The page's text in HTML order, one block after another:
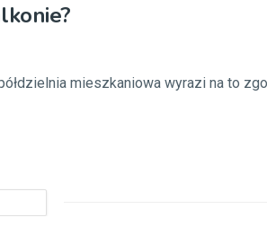
mieszkaniowa wyrazi na to